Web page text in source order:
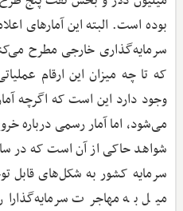
بوده است. البته این آمارهای
سرمایه‌گذاری خارجی مطرح
که تا چه میزان این ارقام
وجود دارد این است که اگرچه
می‌شود، اما آمار رسمی درباره
شواهد حاکی از آن است که در
سرمایه کشور به شکل‌های
میل به مهاجرت